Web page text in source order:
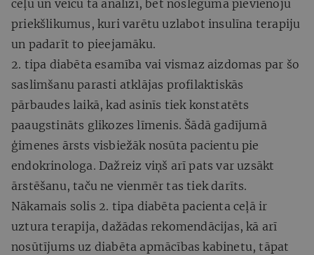
ceļu un veicu tā analīzi, bet noslēgumā pievienoju
priekšlikumus, kuri varētu uzlabot insulīna terapiju
un padarīt to pieejamāku.
2. tipa diabēta esamība vai vismaz aizdomas par šo
saslimšanu parasti atklājas profilaktiskās
pārbaudes laikā, kad asinīs tiek konstatēts
paaugstināts glikozes līmenis. Šādā gadījumā
ģimenes ārsts visbiežāk nosūta pacientu pie
endokrinologa. Dažreiz viņš arī pats var uzsākt
ārstēšanu, taču ne vienmēr tas tiek darīts.
Nākamais solis 2. tipa diabēta pacienta ceļā ir
uztura terapija, dažādas rekomendācijas, kā arī
nosūtījums uz diabēta apmācības kabinetu, tāpat